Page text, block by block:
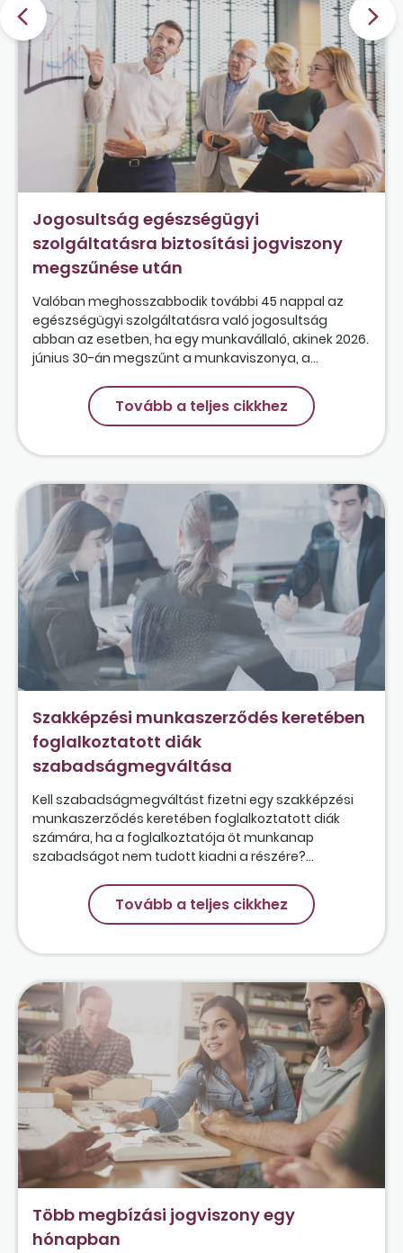
Jogosultság egészségügyi
szolgáltatásra biztosítási jogviszony
megszűnése után
Valóban meghosszabbodik további 45 nappal az
egészségügyi szolgáltatásra való jogosultság
abban az esetben, ha egy munkavállaló, akinek 2026.
június 30-án megszűnt a munkaviszonya, a...
Tovább a teljes cikkhez
Szakképzési munkaszerződés keretében
foglalkoztatott diák
szabadságmegváltása
Kell szabadságmegváltást fizetni egy szakképzési
munkaszerződés keretében foglalkoztatott diák
számára, ha a foglalkoztatója öt munkanap
szabadságot nem tudott kiadni a részére?...
Tovább a teljes cikkhez
Több megbízási jogviszony egy
hónapban